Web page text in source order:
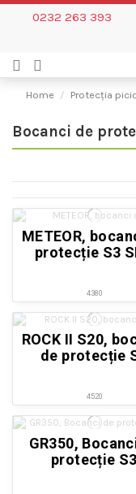
0232 263 393
Home Protecția
Bocanci de
METEOR,
protecție S3
4380
ROCK II S20,
de protecție
4520
GR350,
protecție S3